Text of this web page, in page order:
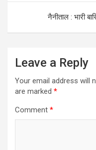
नैनीताल : भारी
Leave a Reply
Your email address will
are marked *
Comment *